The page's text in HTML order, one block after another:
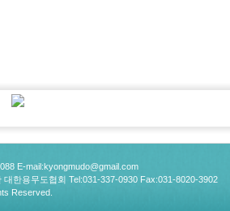
E-mail:kyongmudo@gmail.com
한용무도협회 Tel:031-337-0930 Fax:031-8020-3902
Reserved.